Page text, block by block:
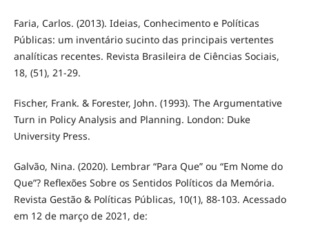
Faria, Carlos. (2013). Ideias, Conhecimento e Políticas
Públicas: um inventário sucinto das principais vertentes
analíticas recentes. Revista Brasileira de Ciências Sociais,
18, (51), 21-29.
Fischer, Frank. & Forester, John. (1993). The Argumentative
Turn in Policy Analysis and Planning. London: Duke
University Press.
Galvão, Nina. (2020). Lembrar “Para Que” ou “Em Nome do
Que”? Reflexões Sobre os Sentidos Políticos da Memória.
Revista Gestão & Políticas Públicas, 10(1), 88-103. Acessado
em 12 de março de 2021, de: